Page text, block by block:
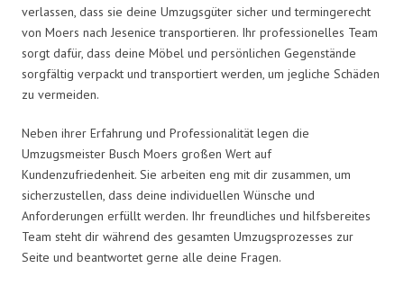
verlassen, dass sie deine Umzugsgüter sicher und termingerecht
von Moers nach Jesenice transportieren. Ihr professionelles Team
sorgt dafür, dass deine Möbel und persönlichen Gegenstände
sorgfältig verpackt und transportiert werden, um jegliche Schäden
zu vermeiden.
Neben ihrer Erfahrung und Professionalität legen die
Umzugsmeister Busch Moers großen Wert auf
Kundenzufriedenheit. Sie arbeiten eng mit dir zusammen, um
sicherzustellen, dass deine individuellen Wünsche und
Anforderungen erfüllt werden. Ihr freundliches und hilfsbereites
Team steht dir während des gesamten Umzugsprozesses zur
Seite und beantwortet gerne alle deine Fragen.